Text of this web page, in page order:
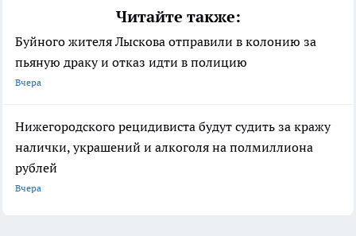
Читайте также:
Буйного жителя Лыскова отправили в колонию за
пьяную драку и отказ идти в полицию
Вчера
Нижегородского рецидивиста будут судить за кражу
налички, украшений и алкоголя на полмиллиона
рублей
Вчера